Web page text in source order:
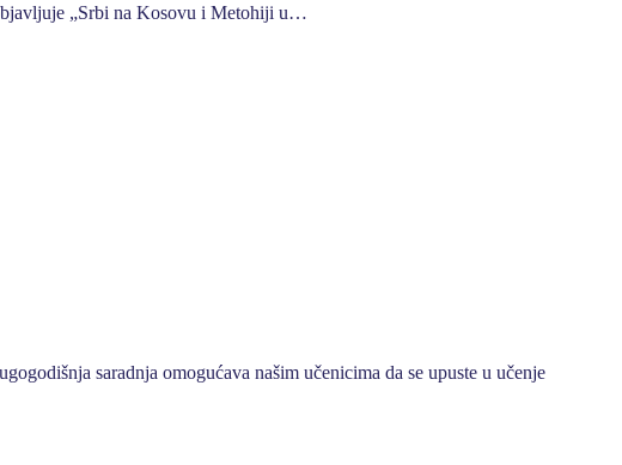
„Srbi na Kosovu i Metohiji u…
saradnja omogućava našim učenicima da se upuste u učenje